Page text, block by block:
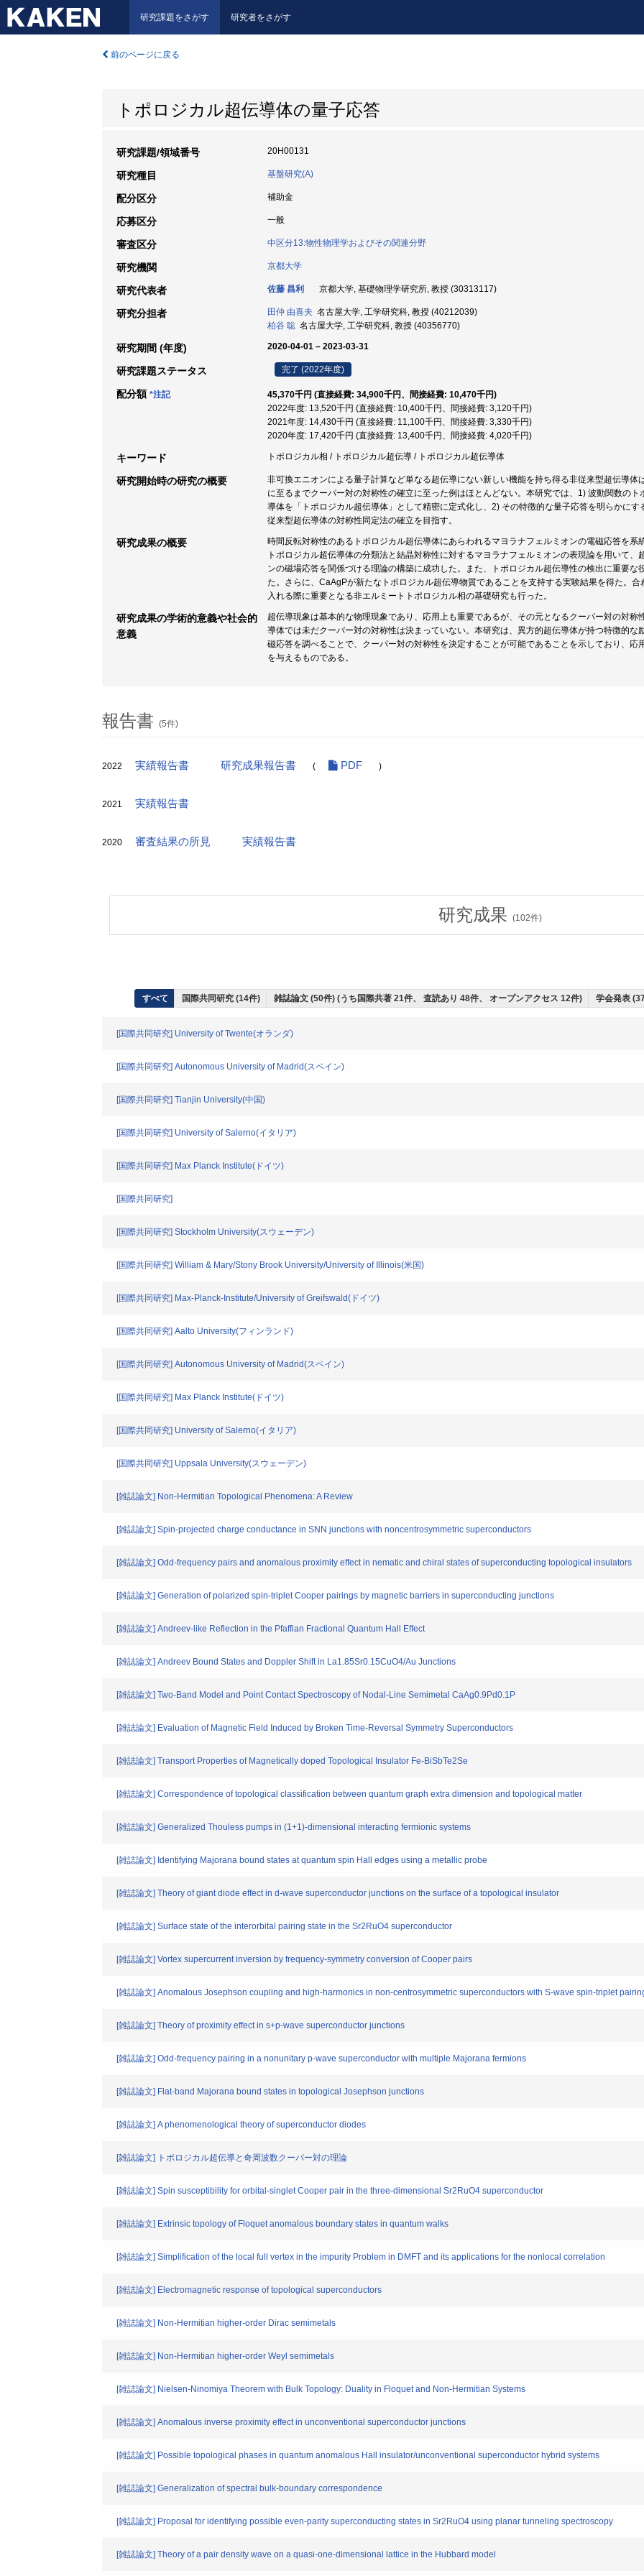
研究課題をさがす 研究者をさがす
前のページに戻る
トポロジカル超伝導体の量子応答
研究課題/領域番号 20H00131
研究種目 基盤研究(A)
配分区分 補助金
応募区分 一般
審査区分 中区分13:物性物理学およびその関連分野
研究機関 京都大学
研究代表者 佐藤 昌利 京都大学, 基礎物理学研究所, 教授 (30313117)
研究分担者 田仲 由喜夫 名古屋大学, 工学研究科, 教授 (40212039)
柏谷 聡 名古屋大学, 工学研究科, 教授 (40356770)
研究期間 (年度) 2020-04-01 – 2023-03-31
研究課題ステータス 完了 (2022年度)
配分額 *注記
45,370千円 (直接経費: 34,900千円、間接経費: 10,470千円)
2022年度: 13,520千円 (直接経費: 10,400千円、間接経費: 3,120千円)
2021年度: 14,430千円 (直接経費: 11,100千円、間接経費: 3,330千円)
2020年度: 17,420千円 (直接経費: 13,400千円、間接経費: 4,020千円)
キーワード トポロジカル相 / トポロジカル超伝導 / トポロジカル超伝導体
研究開始時の研究の概要
非可換エニオンによる量子計算など単なる超伝導にない新しい機能を持ち得る非従来型超伝導
に至るまでクーパー対の対称性の確立に至った例はほとんどない。本研究では、1) 波動関数の
導体を「トポロジカル超伝導体」として精密に定式化し、2) その特徴的な量子応答を明らかに
従来型超伝導体の対称性同定法の確立を目指す。
研究成果の概要
時間反転対称性のあるトポロジカル超伝導体にあらわれるマヨラナフェルミオンの電磁応答を系
トポロジカル超伝導体の分類法と結晶対称性に対するマヨラナフェルミオンの表現論を用いて
ンの磁場応答を関係づける理論の構築に成功した。また、トポロジカル超伝導性の検出に重要
た。さらに、CaAgPが新たなトポロジカル超伝導物質であることを支持する実験結果を得た。
入れる際に重要となる非エルミートトポロジカル相の基礎研究も行った。
研究成果の学術的意義や社会的
意義
超伝導現象は基本的な物理現象であり、応用上も重要であるが、その元となるクーパー対の対
導体では未だクーパー対の対称性は決まっていない。本研究は、異方的超伝導体が持つ特徴的
磁応答を調べることで、クーパー対の対称性を決定することが可能であることを示しており、
を与えるものである。
報告書 (5件)
2022 実績報告書 研究成果報告書 ( PDF )
2021 実績報告書
2020 審査結果の所見 実績報告書
研究成果 (102件)
すべて 国際共同研究 (14件) 雑誌論文 (50件) (うち国際共著 21件、 査読あり 48件、 オープンアクセス 12件) 学会発表
[国際共同研究] University of Twente(オランダ)
[国際共同研究] Autonomous University of Madrid(スペイン)
[国際共同研究] Tianjin University(中国)
[国際共同研究] University of Salerno(イタリア)
[国際共同研究] Max Planck Institute(ドイツ)
[国際共同研究]
[国際共同研究] Stockholm University(スウェーデン)
[国際共同研究] William & Mary/Stony Brook University/University of Illinois(米国)
[国際共同研究] Max-Planck-Institute/University of Greifswald(ドイツ)
[国際共同研究] Aalto University(フィンランド)
[国際共同研究] Autonomous University of Madrid(スペイン)
[国際共同研究] Max Planck Institute(ドイツ)
[国際共同研究] University of Salerno(イタリア)
[国際共同研究] Uppsala University(スウェーデン)
[雑誌論文] Non-Hermitian Topological Phenomena: A Review
[雑誌論文] Spin-projected charge conductance in SNN junctions with noncentrosymmetric superconductors
[雑誌論文] Odd-frequency pairs and anomalous proximity effect in nematic and chiral states of superconducting topological insulators
[雑誌論文] Generation of polarized spin-triplet Cooper pairings by magnetic barriers in superconducting junctions
[雑誌論文] Andreev-like Reflection in the Pfaffian Fractional Quantum Hall Effect
[雑誌論文] Andreev Bound States and Doppler Shift in La1.85Sr0.15CuO4/Au Junctions
[雑誌論文] Two-Band Model and Point Contact Spectroscopy of Nodal-Line Semimetal CaAg0.9Pd0.1P
[雑誌論文] Evaluation of Magnetic Field Induced by Broken Time-Reversal Symmetry Superconductors
[雑誌論文] Transport Properties of Magnetically doped Topological Insulator Fe-BiSbTe2Se
[雑誌論文] Correspondence of topological classification between quantum graph extra dimension and topological matter
[雑誌論文] Generalized Thouless pumps in (1+1)-dimensional interacting fermionic systems
[雑誌論文] Identifying Majorana bound states at quantum spin Hall edges using a metallic probe
[雑誌論文] Theory of giant diode effect in d-wave superconductor junctions on the surface of a topological insulator
[雑誌論文] Surface state of the interorbital pairing state in the Sr2RuO4 superconductor
[雑誌論文] Vortex supercurrent inversion by frequency-symmetry conversion of Cooper pairs
[雑誌論文] Anomalous Josephson coupling and high-harmonics in non-centrosymmetric superconductors with S-wave spin-triplet
[雑誌論文] Theory of proximity effect in s+p-wave superconductor junctions
[雑誌論文] Odd-frequency pairing in a nonunitary p-wave superconductor with multiple Majorana fermions
[雑誌論文] Flat-band Majorana bound states in topological Josephson junctions
[雑誌論文] A phenomenological theory of superconductor diodes
[雑誌論文] トポロジカル超伝導と奇周波数クーパー対の理論
[雑誌論文] Spin susceptibility for orbital-singlet Cooper pair in the three-dimensional Sr2RuO4 superconductor
[雑誌論文] Extrinsic topology of Floquet anomalous boundary states in quantum walks
[雑誌論文] Simplification of the local full vertex in the impurity Problem in DMFT and its applications for the nonlocal correlation
[雑誌論文] Electromagnetic response of topological superconductors
[雑誌論文] Non-Hermitian higher-order Dirac semimetals
[雑誌論文] Non-Hermitian higher-order Weyl semimetals
[雑誌論文] Nielsen-Ninomiya Theorem with Bulk Topology: Duality in Floquet and Non-Hermitian Systems
[雑誌論文] Anomalous inverse proximity effect in unconventional superconductor junctions
[雑誌論文] Possible topological phases in quantum anomalous Hall insulator/unconventional superconductor hybrid systems
[雑誌論文] Generalization of spectral bulk-boundary correspondence
[雑誌論文] Proposal for identifying possible even-parity superconducting states in Sr2RuO4 using planar tunneling spectroscopy
[雑誌論文] Theory of a pair density wave on a quasi-one-dimensional lattice in the Hubbard model